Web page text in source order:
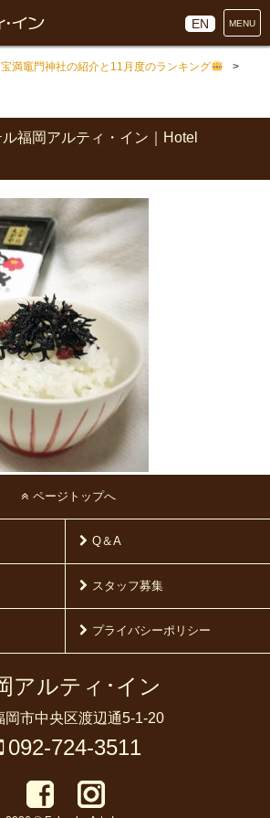
EN MENU
宝満竈門神社の紹介と11月度のランキング
福岡アルティ・イン｜Hotel
ページトップへ
Q＆A
スタッフ募集
プライバシーポリシー
アルティ･イン
岡市中央区渡辺通5-1-20
092-724-3511